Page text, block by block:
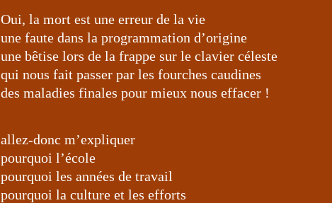
Oui, la mort est une erreur de la vie
une faute dans la programmation d’origine
une bêtise lors de la frappe sur le clavier céleste
qui nous fait passer par les fourches caudines
des maladies finales pour mieux nous effacer !
allez-donc m’expliquer
pourquoi l’école
pourquoi les années de travail
pourquoi la culture et les efforts